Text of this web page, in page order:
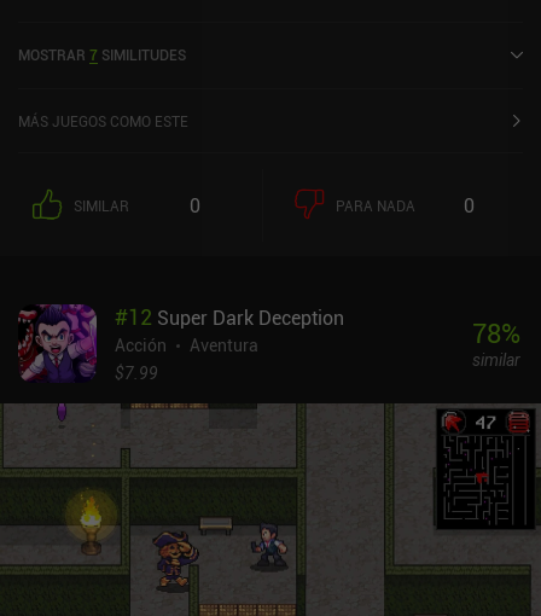
MOSTRAR 7 SIMILITUDES
MÁS JUEGOS COMO ESTE
SIMILAR 0 PARA NADA 0
#12 Super Dark Deception
Acción
Aventura
$7.99
78%
similar